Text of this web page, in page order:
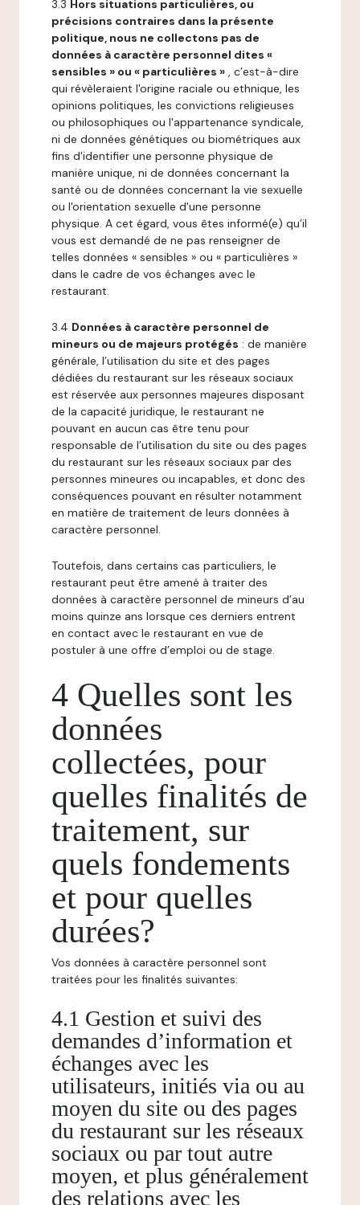
3.3 Hors situations particulières, ou
précisions contraires dans la présente
politique, nous ne collectons pas de
données à caractère personnel dites «
sensibles » ou « particulières » , c’est-à-dire
qui révèleraient l'origine raciale ou ethnique, les
opinions politiques, les convictions religieuses
ou philosophiques ou l'appartenance syndicale,
ni de données génétiques ou biométriques aux
fins d'identifier une personne physique de
manière unique, ni de données concernant la
santé ou de données concernant la vie sexuelle
ou l'orientation sexuelle d'une personne
physique. A cet égard, vous êtes informé(e) qu’il
vous est demandé de ne pas renseigner de
telles données « sensibles » ou « particulières »
dans le cadre de vos échanges avec le
restaurant.
3.4 Données à caractère personnel de
mineurs ou de majeurs protégés : de manière
générale, l’utilisation du site et des pages
dédiées du restaurant sur les réseaux sociaux
est réservée aux personnes majeures disposant
de la capacité juridique, le restaurant ne
pouvant en aucun cas être tenu pour
responsable de l’utilisation du site ou des pages
du restaurant sur les réseaux sociaux par des
personnes mineures ou incapables, et donc des
conséquences pouvant en résulter notamment
en matière de traitement de leurs données à
caractère personnel.
Toutefois, dans certains cas particuliers, le
restaurant peut être amené à traiter des
données à caractère personnel de mineurs d’au
moins quinze ans lorsque ces derniers entrent
en contact avec le restaurant en vue de
postuler à une offre d’emploi ou de stage.
4 Quelles sont les
données
collectées, pour
quelles finalités de
traitement, sur
quels fondements
et pour quelles
durées?
Vos données à caractère personnel sont
traitées pour les finalités suivantes:
4.1 Gestion et suivi des
demandes d’information et
échanges avec les
utilisateurs, initiés via ou au
moyen du site ou des pages
du restaurant sur les réseaux
sociaux ou par tout autre
moyen, et plus généralement
des relations avec les